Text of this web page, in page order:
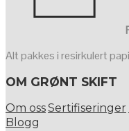
Alt pakkes i resirkulert
OM GRØNT SKIFT
Om ossSertifiseringer
Blogg